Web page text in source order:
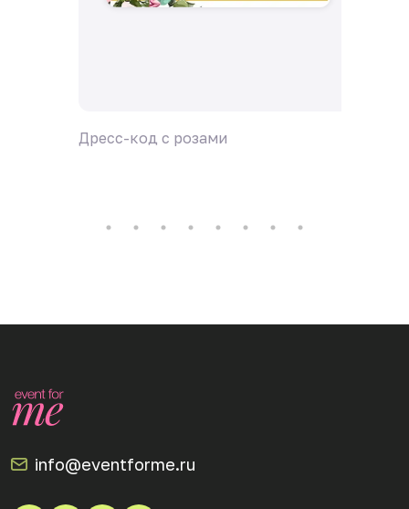
Дресс-код с розами
info@eventforme.ru